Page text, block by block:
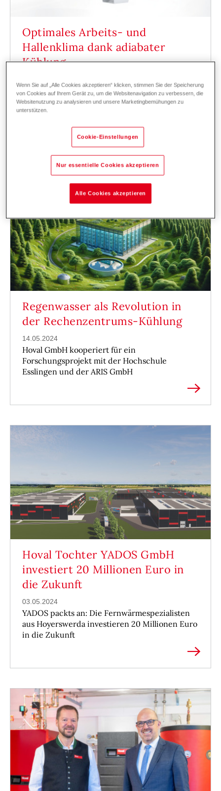
Optimales Arbeits- und
Hallenklima dank adiabater
Kühlung
Mit dem Hoval TopVent SH Adiabatik lassen
sich große Hallen und Betriebe während den
heißen Sommermonaten auf angenehme
Regenwasser als Revolution in
der Rechenzentrums-Kühlung
14.05.2024
Hoval GmbH kooperiert für ein
Forschungsprojekt mit der Hochschule
Esslingen und der ARIS GmbH
Hoval Tochter YADOS GmbH
investiert 20 Millionen Euro in
die Zukunft
03.05.2024
YADOS packts an: Die Fernwärmespezialisten
aus Hoyerswerda investieren 20 Millionen Euro
in die Zukunft
Wenn Sie auf „Alle Cookies akzeptieren“ klicken, stimmen Sie der Speicherung
von Cookies auf Ihrem Gerät zu, um die Websitenavigation zu verbessern, die
Websitenutzung zu analysieren und unsere Marketingbemühungen zu
unterstützen.
Cookie-Einstellungen
Nur essentielle Cookies akzeptieren
Alle Cookies akzeptieren